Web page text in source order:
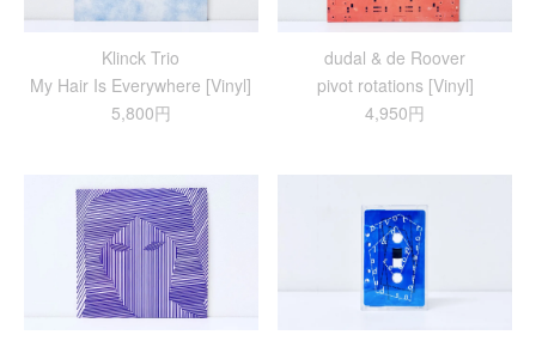
Klinck Trio
My Hair Is Everywhere [Vinyl]
5,800円
dudal & de Roover
pivot rotations [Vinyl]
4,950円